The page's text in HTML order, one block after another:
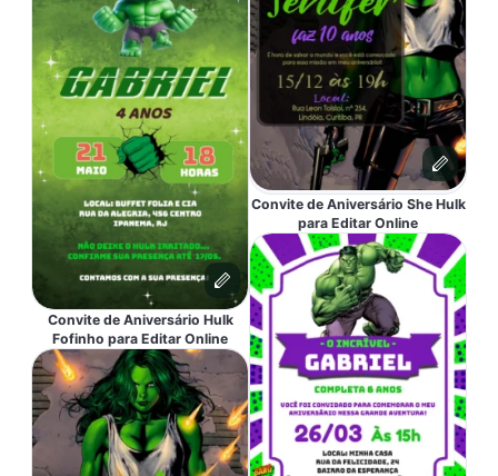
Convite de Aniversário Hulk
Fofinho para Editar Online
Convite de Aniversário She Hulk
para Editar Online